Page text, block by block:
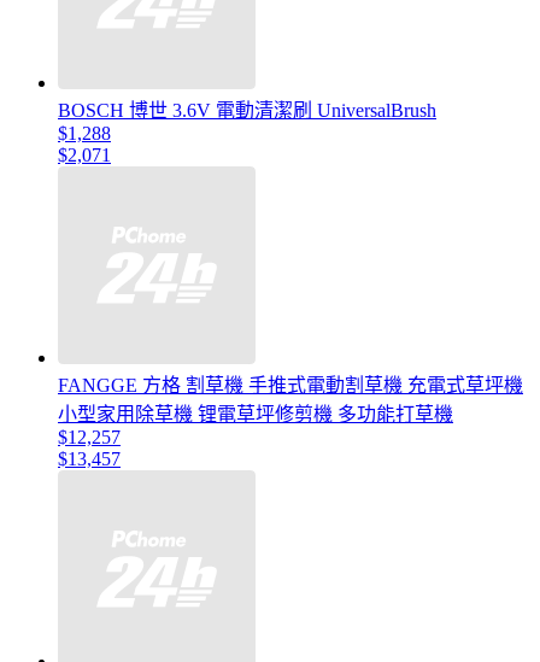
BOSCH 博世 3.6V 電動清潔刷 UniversalBrush
$1,288
$2,071
FANGGE 方格 割草機 手推式電動割草機 充電式草坪機
小型家用除草機 锂電草坪修剪機 多功能打草機
$12,257
$13,457